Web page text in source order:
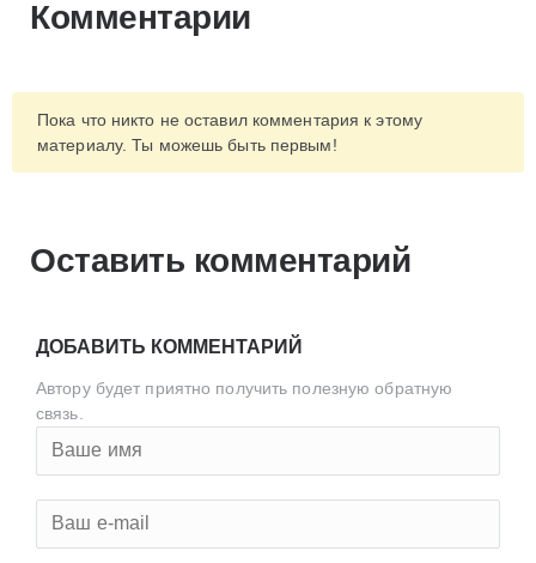
Комментарии
Пока что никто не оставил комментария к этому
материалу. Ты можешь быть первым!
Оставить комментарий
ДОБАВИТЬ КОММЕНТАРИЙ
Автору будет приятно получить полезную обратную
связь.